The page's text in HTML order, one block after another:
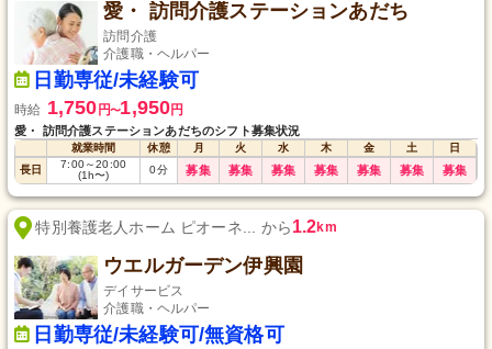
愛・ 訪問介護ステーションあだち
訪問介護
介護職・ヘルパー
日勤専従/未経験可
時給 1,750 円〜1,950円
愛・ 訪問介護ステーションあだちのシフト募集状況
就業時間 休憩 月 火 水 木 金 土
日
長日
7:00～20:00
(1h〜)
0分 募集 募集 募集 募集 募集 募集 募集
特別養護老人ホーム ピオーネ... から1.2km
ウエルガーデン伊興園
デイサービス
介護職・ヘルパー
日勤専従/未経験可/無資格可